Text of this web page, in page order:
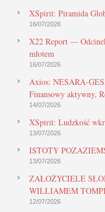
XSpirit: Piramida
16/07/2026
X22 Report —
młotem
16/07/2026
Axios: NESARA-
Finansowy aktywny,
14/07/2026
XSpirit: Ludzkość
13/07/2026
ISTOTY
13/07/2026
ZAŁOŻYCIELE
WILLIAMEM
12/07/2026